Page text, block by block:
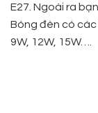
E27. Ngoài ra
Bóng đèn có các
9W, 12W, 15W….